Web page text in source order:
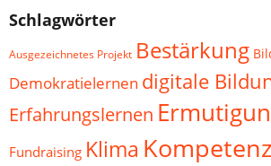
Schlagwörter
Ausgezeichnetes Projekt Bestärkung
Demokratielernen digitale
Erfahrungslernen
Fundraising Klima